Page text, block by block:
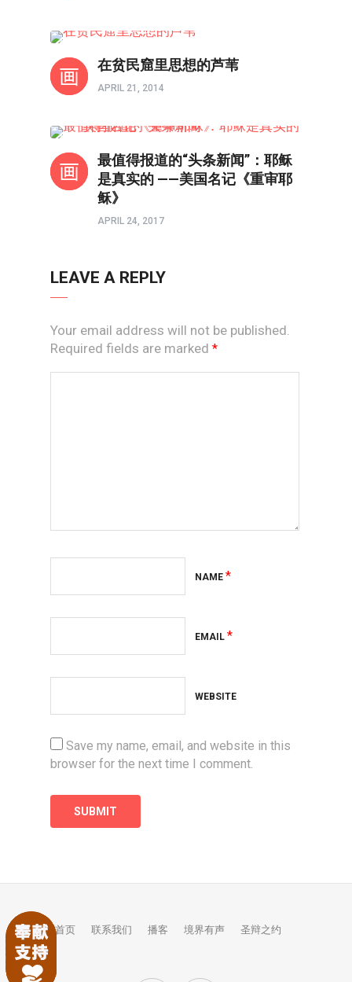
在贫民窟里思想的芦苇
APRIL 21, 2014
最值得报道的“头条新闻”：耶稣
是真实的 ——美国名记《重审耶
稣》
APRIL 24, 2017
LEAVE A REPLY
Your email address will not be published.
Required fields are marked *
NAME *
EMAIL *
WEBSITE
Save my name, email, and website in this
browser for the next time I comment.
首页 联系我们 播客 境界有声 圣辩之约